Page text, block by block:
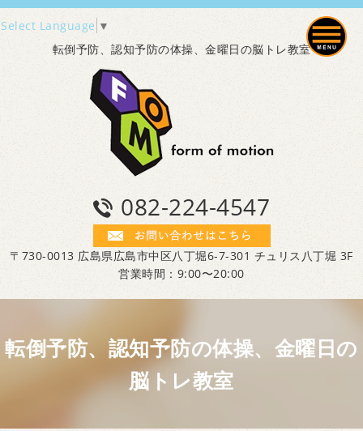
Select Language ▼
転倒予防、認知予防の体操、金曜日の脳トレ教室
082-224-4547
〒730-0013 広島県広島市中区八丁堀6-7-301 チュリス八丁堀 3F
営業時間：9:00〜20:00
転倒予防、認知予防の体操、金曜日の
脳トレ教室